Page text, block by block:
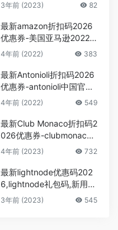
3年前 (2023) 82
最新amazon折扣码2026
优惠券-美国亚马逊2022 P
rime Day会员日加场48小
4年前 (2022) 383
最新Antonioli折扣码2026
优惠券-antonioli中国官网
年中大促4折起+额外8折
4年前 (2022) 549
最新Club Monaco折扣码2
026优惠券-clubmonaco
美国官网女装折扣区低至6
4年前 (2023) 732
最新lightnode优惠码202
6,lightnode礼包码,新用户
注册随机送$5~$20,额外
3年前 (2023) 545